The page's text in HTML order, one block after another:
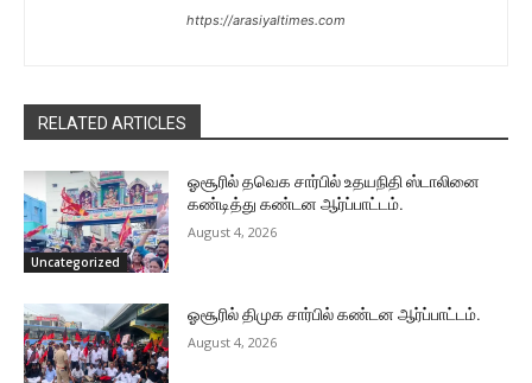
https://arasiyaltimes.com
RELATED ARTICLES
Uncategorized
ஓசூரில் தவெக சார்பில் உதயநிதி ஸ்டாலினை
கண்டித்து கண்டன ஆர்ப்பாட்டம்.
August 4, 2026
ஓசூரில் திமுக சார்பில் கண்டன ஆர்ப்பாட்டம்.
August 4, 2026